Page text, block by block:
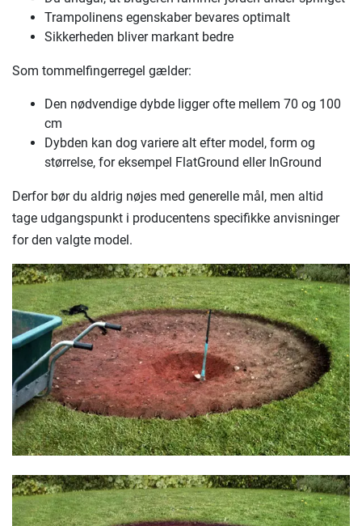
Trampolinens egenskaber bevares optimalt
Sikkerheden bliver markant bedre
Som tommelfingerregel gælder:
Den nødvendige dybde ligger ofte mellem 70 og 100
cm
Dybden kan dog variere alt efter model, form og
størrelse, for eksempel FlatGround eller InGround
Derfor bør du aldrig nøjes med generelle mål, men altid
tage udgangspunkt i producentens specifikke anvisninger
for den valgte model.